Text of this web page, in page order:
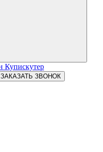
ЗАКАЗАТЬ ЗВОНОК